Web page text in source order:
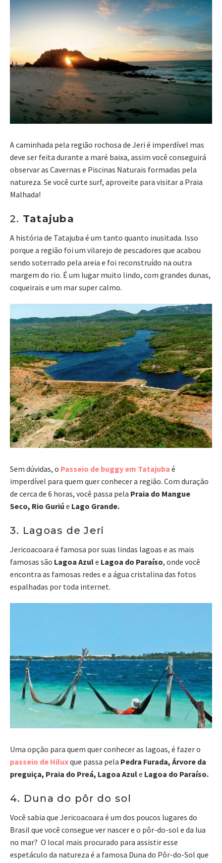
A caminhada pela região rochosa de Jeri é imperdível mas
deve ser feita durante a maré baixa, assim você conseguirá
observar as Cavernas e Piscinas Naturais formadas pela
natureza. Se você curte surf, aproveite para visitar a Praia
Malhada!
2. Tatajuba
A história de Tatajuba é um tanto quanto inusitada. Isso
porque a região foi um vilarejo de pescadores que acabou
sendo soterrado pela areia e foi reconstruído na outra
margem do rio. É um lugar muito lindo, com grandes dunas,
coqueirais e um mar super calmo.
Sem dúvidas, o Passeio de buggy em Tatajuba é
imperdível para quem quer conhecer a região. Com duração
de cerca de 6 horas, você passa pela Praia do Mangue
Seco, Rio Guriú e Lago Grande.
3. Lagoas de Jeri
Jericoacoara é famosa por suas lindas lagoas e as mais
famosas são Lagoa Azule Lagoa do Paraíso, onde você
encontra as famosas redes e a água cristalina das fotos
espalhadas por toda internet.
Uma opção para quem quer conhecer as lagoas, é fazer o
passeio de Hiluxque passa pela Pedra Furada, Árvore da
preguiça, Praia do Preá, Lagoa Azule Lagoa do Paraíso.
4. Duna do pôr do sol
Você sabia que Jericoacoara é um dos poucos lugares do
Brasil que você consegue ver nascer e o pôr-do-sol e da lua
no mar? O local mais procurado para assistir esse
espetáculo da natureza é a famosa Duna do Pôr-do-Sol que